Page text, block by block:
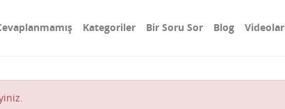
Kategoriler Bir Soru Sor Blog Videolar